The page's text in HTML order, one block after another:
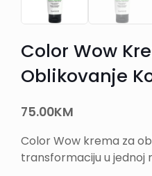
Color Wow
Oblikovanje
75.00KM
Color Wow krema za
transformaciju u jednoj